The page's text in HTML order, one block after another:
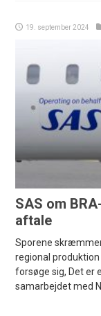
19. september 2024
SAS om
aftale
Sporene
regional
forsøge sig, Det er
samarbejdet med